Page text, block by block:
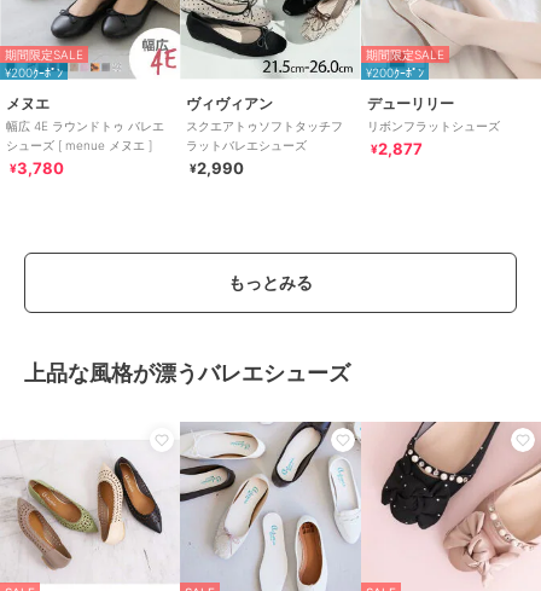
期間限定SALE
¥200ｸｰﾎﾟﾝ
メヌエ
幅広 4E ラウンドトゥ バレエ
シューズ [ menue メヌエ ]
¥3,780
ヴィヴィアン
スクエアトゥソフトタッチフ
ラットバレエシューズ
¥2,990
期間限定SALE
¥200ｸｰﾎﾟﾝ
デューリリー
リボンフラットシューズ
¥2,877
もっとみる
上品な風格が漂うバレエシューズ